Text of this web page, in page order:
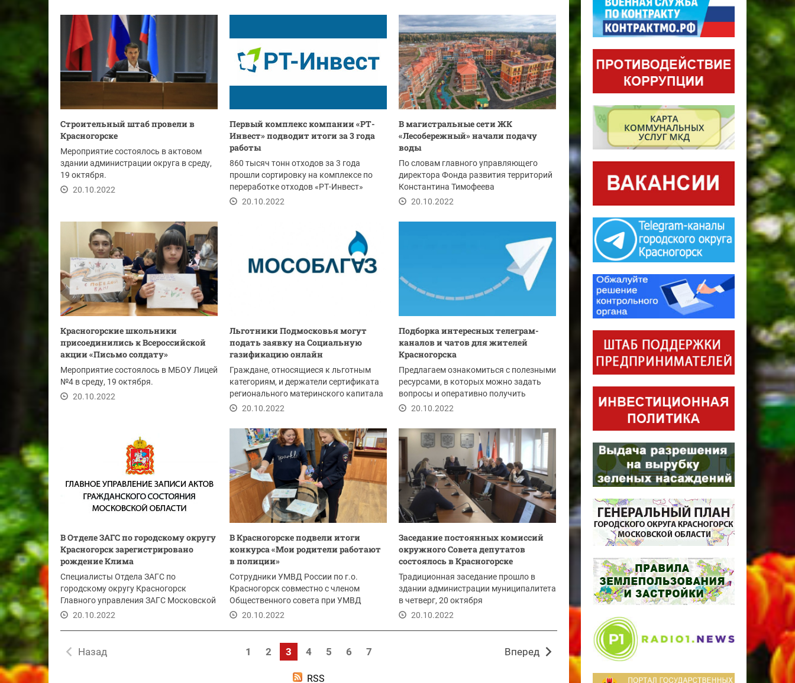
Строительный штаб провели в
Красногорске
Мероприятие состоялось в актовом
здании администрации округа в среду,
19 октября.
20.10.2022
Первый комплекс компании «РТ-
Инвест» подводит итоги за 3 года
работы
860 тысяч тонн отходов за 3 года
прошли сортировку на комплексе по
переработке отходов «РТ-Инвест»
(входит в...
20.10.2022
В магистральные сети ЖК
«Лесобережный» начали подачу
воды
По словам главного управляющего
директора Фонда развития территорий
Константина Тимофеева
водоснабжение жилого...
20.10.2022
Красногорские школьники
присоединились к Всероссийской
акции «Письмо солдату»
Мероприятие состоялось в МБОУ Лицей
№4 в среду, 19 октября.
20.10.2022
Льготники Подмосковья могут
подать заявку на Социальную
газификацию онлайн
Граждане, относящиеся к льготным
категориям, и держатели сертификата
регионального материнского капитала
могут подать...
20.10.2022
Подборка интересных телеграм-
каналов и чатов для жителей
Красногорска
Предлагаем ознакомиться с полезными
ресурсами, в которых можно задать
вопросы и оперативно получить
ответы...
20.10.2022
В Отделе ЗАГС по городскому округу
Красногорск зарегистрировано
рождение Клима
Специалисты Отдела ЗАГС по
городскому округу Красногорск
Главного управления ЗАГС Московской
области на удаленном...
20.10.2022
В Красногорске подвели итоги
конкурса «Мои родители работают
в полиции»
Сотрудники УМВД России по г.о.
Красногорск совместно с членом
Общественного совета при УМВД
Ольгой Мацневой подвели...
20.10.2022
Заседание постоянных комиссий
окружного Совета депутатов
состоялось в Красногорске
Традиционная заседание прошло в
здании администрации муниципалитета
в четверг, 20 октября
20.10.2022
1 2 3 4 5 6 7
Назад Вперед
RSS